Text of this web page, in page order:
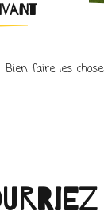
Bien faire les